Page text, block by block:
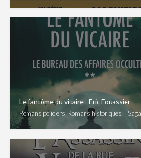
Le fantôme du vicaire - Eric Fouassier
Romans policiers, Romans historiques Saga